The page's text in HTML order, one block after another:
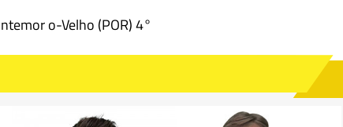
o-Velho (POR) 4°